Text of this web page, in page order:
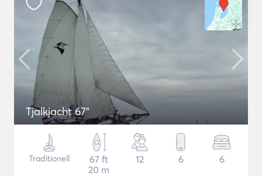
Tjalkjacht 67"
Traditionell
67 ft
20 m
12 6 6